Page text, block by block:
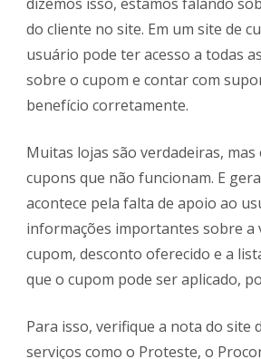
do cliente no site. Em um site de
usuário pode ter acesso a todas
sobre o cupom e contar com
benefício corretamente.
Muitas lojas são verdadeiras, mas
cupons que não funcionam. E
acontece pela falta de apoio ao
informações importantes sobre a
cupom, desconto oferecido e a
que o cupom pode ser aplicado,
Para isso, verifique a nota do site
serviços como o Proteste, o